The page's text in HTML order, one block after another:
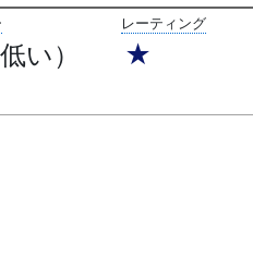
い）
レーティング
★